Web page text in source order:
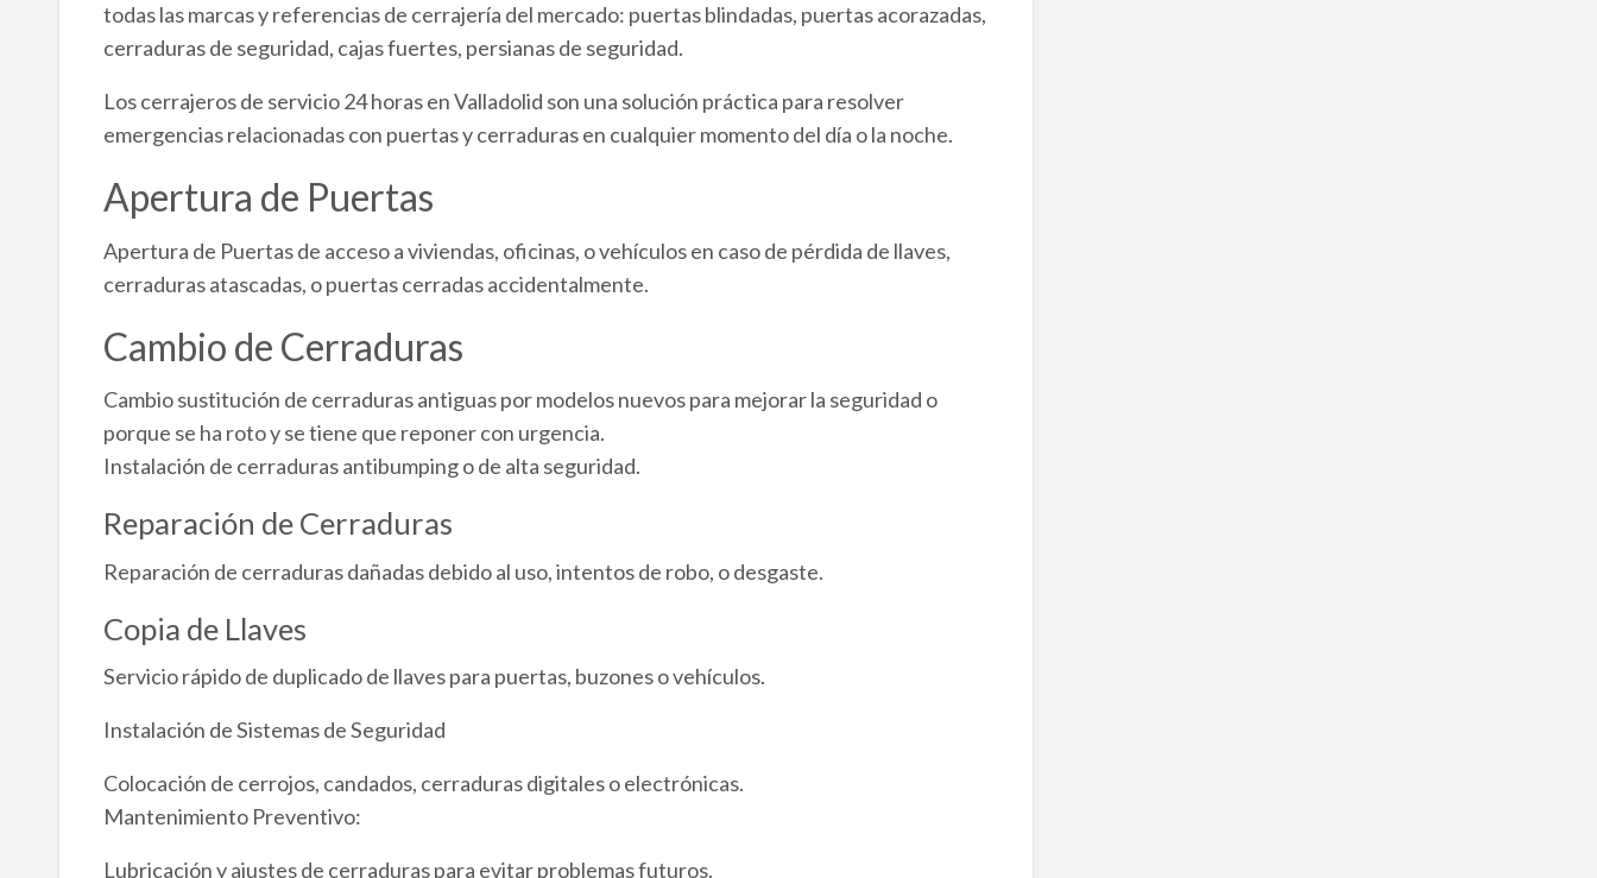
todas las marcas y referencias de cerrajería del mercado: puertas blindadas, puertas acorazadas,
cerraduras de seguridad, cajas fuertes, persianas de seguridad.
Los cerrajeros de servicio 24 horas en Valladolid son una solución práctica para resolver
emergencias relacionadas con puertas y cerraduras en cualquier momento del día o la noche.
Apertura de Puertas
Apertura de Puertas de acceso a viviendas, oficinas, o vehículos en caso de pérdida de llaves,
cerraduras atascadas, o puertas cerradas accidentalmente.
Cambio de Cerraduras
Cambio sustitución de cerraduras antiguas por modelos nuevos para mejorar la seguridad o
porque se ha roto y se tiene que reponer con urgencia.
Instalación de cerraduras antibumping o de alta seguridad.
Reparación de Cerraduras
Reparación de cerraduras dañadas debido al uso, intentos de robo, o desgaste.
Copia de Llaves
Servicio rápido de duplicado de llaves para puertas, buzones o vehículos.
Instalación de Sistemas de Seguridad
Colocación de cerrojos, candados, cerraduras digitales o electrónicas.
Mantenimiento Preventivo:
Lubricación y ajustes de cerraduras para evitar problemas futuros.